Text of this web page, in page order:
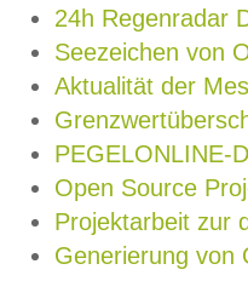
24h Regenradar
Seezeichen von
Aktualität der
PEGELONLINE-
Open Source
Projektarbeit zur
Generierung von